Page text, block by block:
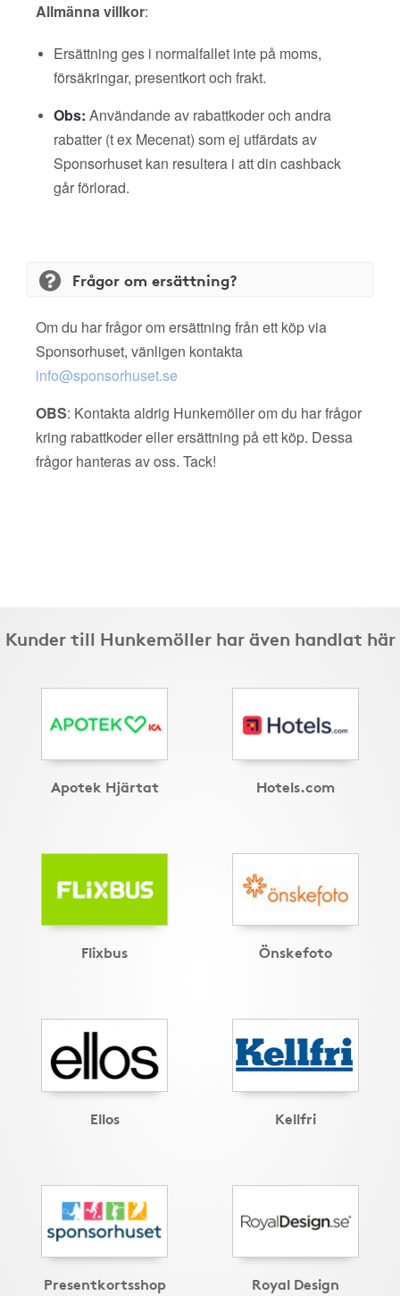
Allmänna villkor:
Ersättning ges i normalfallet inte på moms,
försäkringar, presentkort och frakt.
Obs: Användande av rabattkoder och andra
rabatter (t ex Mecenat) som ej utfärdats av
Sponsorhuset kan resultera i att din cashback
går förlorad.
Frågor om ersättning?
Om du har frågor om ersättning från ett köp via
Sponsorhuset, vänligen kontakta
info@sponsorhuset.se
OBS: Kontakta aldrig Hunkemöller om du har frågor
kring rabattkoder eller ersättning på ett köp. Dessa
frågor hanteras av oss. Tack!
Kunder till Hunkemöller har även handlat här
Apotek Hjärtat Hotels.com
Flixbus Önskefoto
Ellos Kellfri
Presentkortsshop Royal Design